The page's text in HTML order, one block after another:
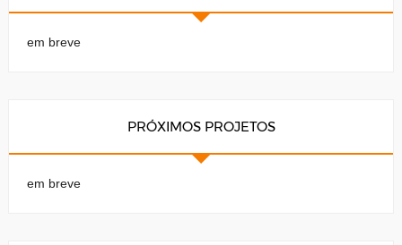
em breve
PRÓXIMOS PROJETOS
em breve